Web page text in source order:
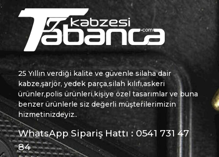
25 Yıllın verdiği kalite ve güvenle silaha dair
kabze,şarjör, yedek parça,silah kılıfı,askeri
ürünler,polis ürünleri,kişiye özel tasarımlar ve buna
benzer ürünlerle siz değerli müşterilerimizin
hizmetinizdeyiz..
WhatsApp Sipariş Hattı : 0541 731 47
84